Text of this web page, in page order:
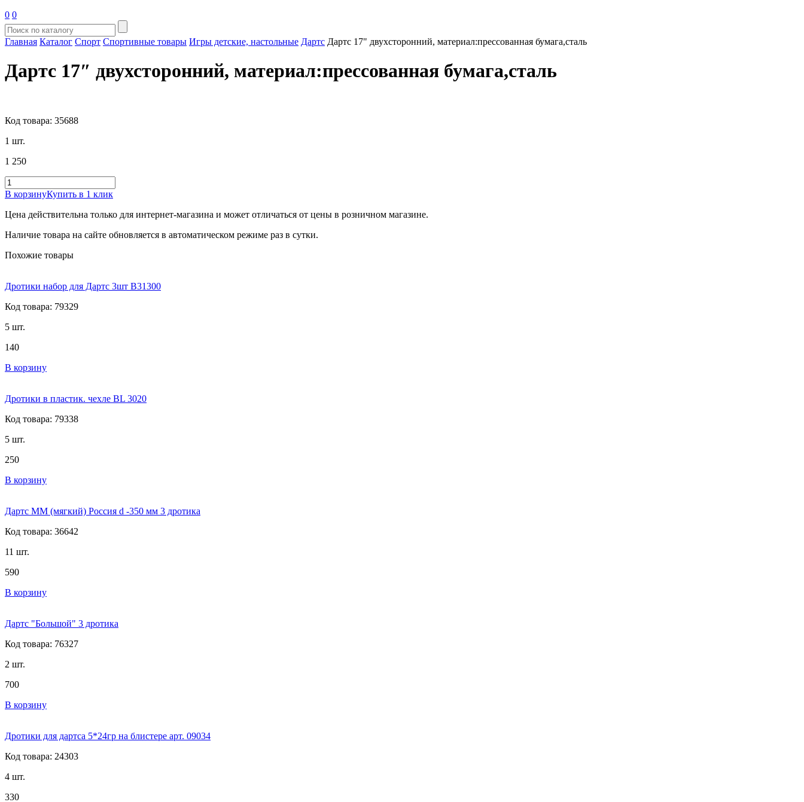
0 0
Главная Каталог Спорт Спортивные товары Игры детские, настольные Дартс Дартс 17" двухсторонний, материал:прессованная бумага,сталь
Дартс 17″ двухсторонний, материал:прессованная бумага,сталь
Код товара: 35688
1 шт.
1 250
В корзинуКупить в 1 клик
Цена действительна только для интернет-магазина и может отличаться от цены в розничном магазине.
Наличие товара на сайте обновляется в автоматическом режиме раз в сутки.
Похожие товары
Дротики набор для Дартс 3шт B31300
Код товара: 79329
5 шт.
140
В корзину
Дротики в пластик. чехле BL 3020
Код товара: 79338
5 шт.
250
В корзину
Дартс ММ (мягкий) Россия d -350 мм 3 дротика
Код товара: 36642
11 шт.
590
В корзину
Дартс "Большой" 3 дротика
Код товара: 76327
2 шт.
700
В корзину
Дротики для дартса 5*24гр на блистере арт. 09034
Код товара: 24303
4 шт.
330